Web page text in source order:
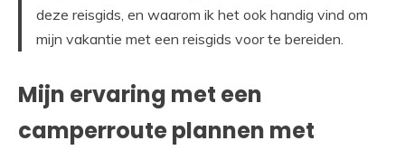
deze reisgids, en waarom ik het ook handig vind om
mijn vakantie met een reisgids voor te bereiden.
Mijn ervaring met een
camperroute plannen met